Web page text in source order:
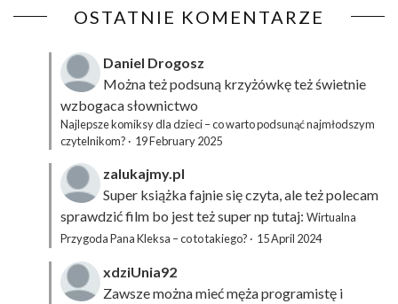
OSTATNIE KOMENTARZE
Daniel Drogosz
Można też podsuną krzyżówkęteż świetnie
wzbogaca słownictwo
Najlepsze komiksy dla dzieci – co warto podsunąć najmłodszym
czytelnikom? · 19 February 2025
zalukajmy.pl
Super książka fajnie się czyta, ale też polecam
sprawdzić film bo jest też super np tutaj: Wirtualna
Przygoda Pana Kleksa – co to takiego? · 15 April 2024
xdziUnia92
Zawsze można mieć męża programistę i